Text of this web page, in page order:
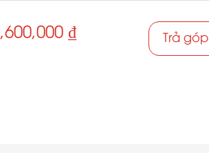
₫ Trả góp